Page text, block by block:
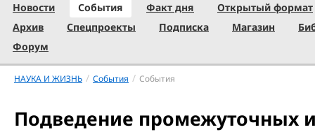
Новости События Факт дня
Открытый формат
Архив
Спецпроекты Подписка Магазин
Форум
НАУКА И ЖИЗНЬ / События / События
Подведение промежуточных